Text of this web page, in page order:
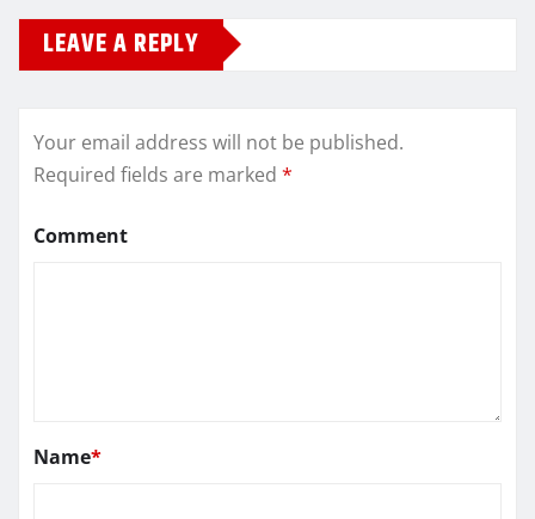
LEAVE A REPLY
Your email address will not be published.
Required fields are marked *
Comment
Name*